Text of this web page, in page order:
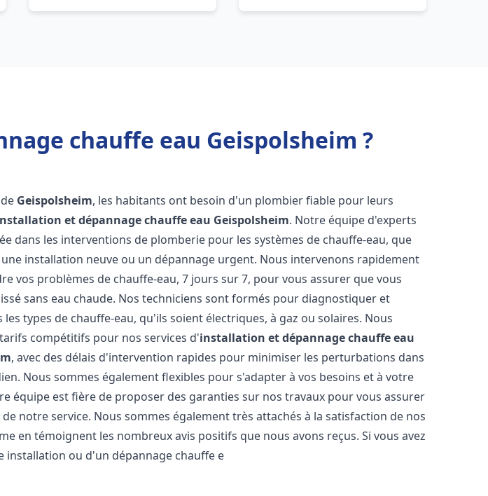
chauffe eau Geispolsheim ?
Geispolsheim, les habitants ont besoin d'un plombier fiable pour leurs
et dépannage chauffe eau Geispolsheim. Notre équipe d'experts
dans les interventions de plomberie pour les systèmes de chauffe-eau, que
installation neuve ou un dépannage urgent. Nous intervenons rapidement
vos problèmes de chauffe-eau, 7 jours sur 7, pour vous assurer que vous
sans eau chaude. Nos techniciens sont formés pour diagnostiquer et
types de chauffe-eau, qu'ils soient électriques, à gaz ou solaires. Nous
compétitifs pour nos services d'installation et dépannage chauffe eau
, avec des délais d'intervention rapides pour minimiser les perturbations dans
Nous sommes également flexibles pour s'adapter à vos besoins et à votre
équipe est fière de proposer des garanties sur nos travaux pour vous assurer
notre service. Nous sommes également très attachés à la satisfaction de nos
en témoignent les nombreux avis positifs que nous avons reçus. Si vous avez
installation ou d'un dépannage chauffe e